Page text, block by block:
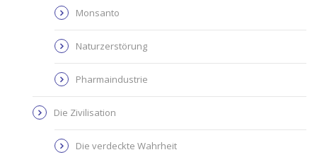
Monsanto
Naturzerstörung
Pharmaindustrie
Die Zivilisation
Die verdeckte Wahrheit